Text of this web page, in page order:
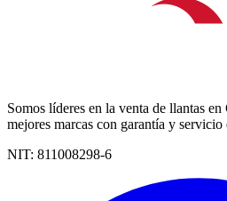
Somos líderes en la venta de llantas
mejores marcas con garantía y servicio
NIT: 811008298-6